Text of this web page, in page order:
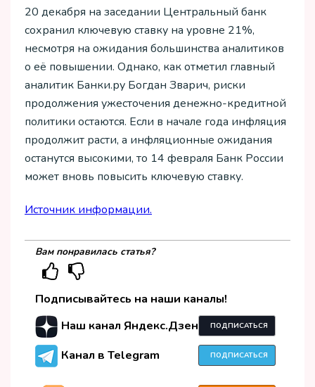
20 декабря на заседании Центральный банк
сохранил ключевую ставку на уровне 21%,
несмотря на ожидания большинства аналитиков
о её повышении. Однако, как отметил главный
аналитик Банки.ру Богдан Зварич, риски
продолжения ужесточения денежно-кредитной
политики остаются. Если в начале года инфляция
продолжит расти, а инфляционные ожидания
останутся высокими, то 14 февраля Банк России
может вновь повысить ключевую ставку.
Источник информации.
Вам понравилась статья?
Подписывайтесь на наши каналы!
Наш канал Яндекс.Дзен
ПОДПИСАТЬСЯ
Канал в Telegram ПОДПИСАТЬСЯ